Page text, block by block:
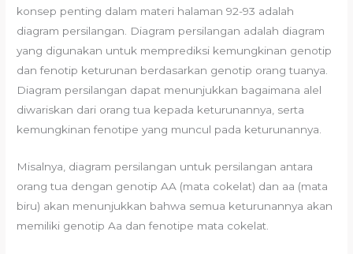
konsep penting dalam materi halaman 92-93 adalah
diagram persilangan. Diagram persilangan adalah diagram
yang digunakan untuk memprediksi kemungkinan genotip
dan fenotip keturunan berdasarkan genotip orang tuanya.
Diagram persilangan dapat menunjukkan bagaimana alel
diwariskan dari orang tua kepada keturunannya, serta
kemungkinan fenotipe yang muncul pada keturunannya.
Misalnya, diagram persilangan untuk persilangan antara
orang tua dengan genotip AA (mata cokelat) dan aa (mata
biru) akan menunjukkan bahwa semua keturunannya akan
memiliki genotip Aa dan fenotipe mata cokelat.